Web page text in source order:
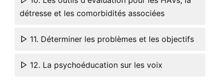
détresse et les comorbidités associées
11. Déterminer les problèmes et les objectifs
12. La psychoéducation sur les voix